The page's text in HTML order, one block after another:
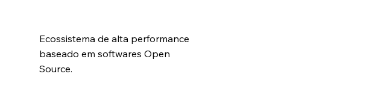
Ecossistema de alta performance
baseado em softwares Open
Source.